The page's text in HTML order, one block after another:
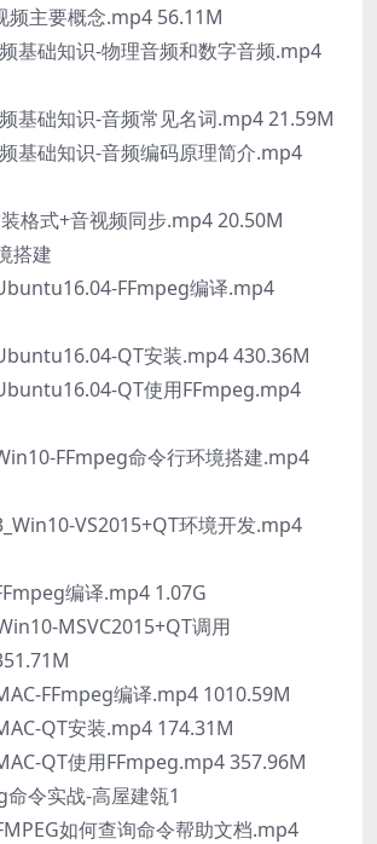
频主要概念.mp4 56.11M
基础知识-物理音频和数字音频.mp4
基础知识-音频常见名词.mp4 21.59M
基础知识-音频编码原理简介.mp4
格式+音视频同步.mp4 20.50M
搭建
FFmpeg编译.mp4
QT安装.mp4 430.36M
QT使用FFmpeg.mp4
FFmpeg命令行环境搭建.mp4
VS2015+QT环境开发.mp4
编译.mp4 1.07G
MSVC2015+QT调用
FFmpeg编译.mp4 1010.59M
QT安装.mp4 174.31M
QT使用FFmpeg.mp4 357.96M
令实战-高屋建瓴1
如何查询命令帮助文档.mp4